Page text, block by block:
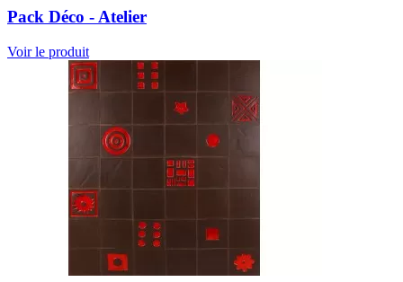
Pack Déco - Atelier
Voir le produit